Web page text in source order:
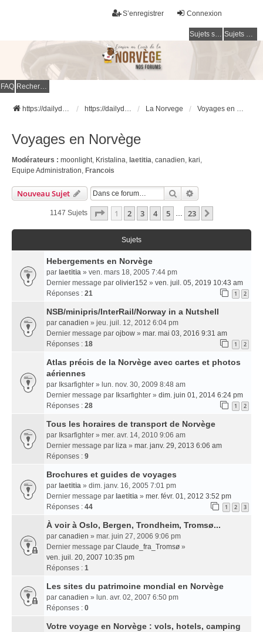
Connexion
S’enregistrer
Sujets sans réponse Sujets actifs
FAQ Rechercher
https://dailydigesthub.com https://dailydigesthub.com La Norvege Voyages en Norvège
Voyages en Norvège
Modérateurs : moonlight, Kristalina, laetitia, canadien, kari,
Equipe Administration, Francois
Nouveau Sujet Rechercher
1147 Sujets Page 1Sur
1 2 3 4 5 … 23
Sujets
Hebergements en Norvège
par laetitia » ven. mars 18, 2005 7:44 pm
Dernier message par olivier152 » ven. juil. 05, 2019 10:43 am
Réponses : 21 1 2
NSB/minipris/InterRail/Norway in a Nutshell
par canadien » jeu. juil. 12, 2012 6:04 pm
Dernier message par ojbow » mar. mai 03, 2016 9:31 am
Réponses : 18 1 2
Atlas précis de la Norvège avec cartes et photos
aériennes
par Iksarfighter » lun. nov. 30, 2009 8:48 am
Dernier message par Iksarfighter » dim. juin 01, 2014 6:24 pm
Réponses : 28 1 2
Tous les horaires de transport de Norvège
par Iksarfighter » mer. avr. 14, 2010 9:06 am
Dernier message par liza » mar. janv. 29, 2013 6:06 am
Réponses : 9
Brochures et guides de voyages
par laetitia » dim. janv. 16, 2005 7:01 pm
Dernier message par laetitia » mer. févr. 01, 2012 3:52 pm
Réponses : 44 1 2 3
À voir à Oslo, Bergen, Trondheim, Tromsø...
par canadien » mar. juin 27, 2006 9:06 pm
Dernier message par Claude_fra_Tromsø »
ven. juil. 20, 2007 10:35 pm
Réponses : 1
Les sites du patrimoine mondial en Norvège
par canadien » lun. avr. 02, 2007 6:50 pm
Réponses : 0
Votre voyage en Norvège : vols, hotels, camping